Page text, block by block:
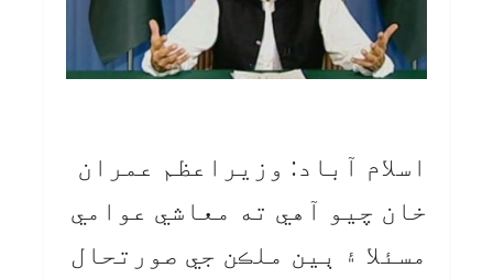
اسلام آباد: وزيراعظم عمران
خان چيو آهي ته معاشي عوامي
مسئلا ۽ ٻين ملڪن جي صورتحال